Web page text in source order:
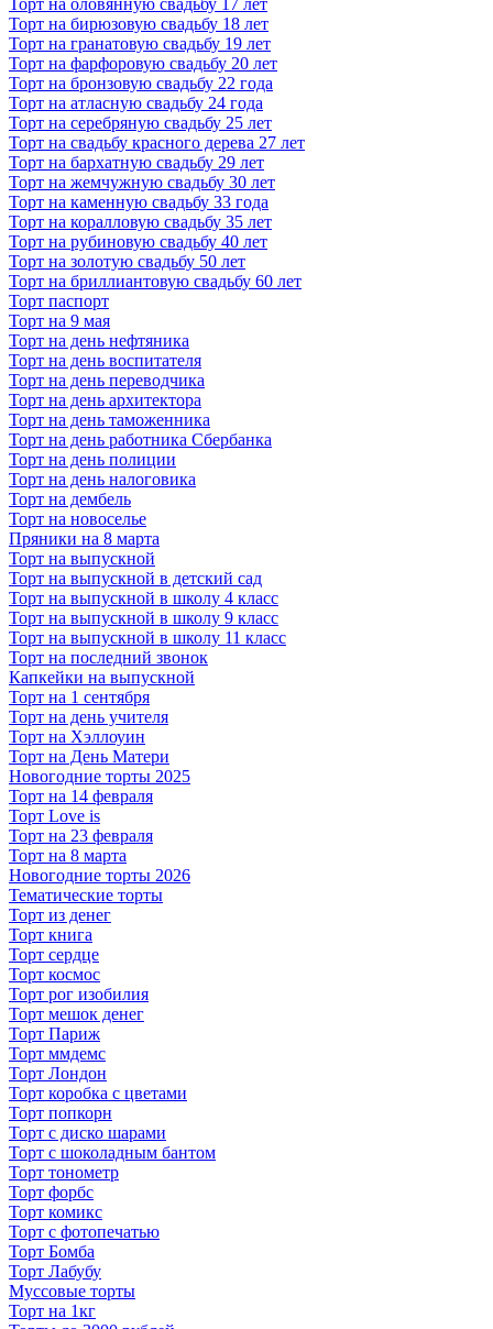
Торт на оловянную свадьбу 17 лет
Торт на бирюзовую свадьбу 18 лет
Торт на гранатовую свадьбу 19 лет
Торт на фарфоровую свадьбу 20 лет
Торт на бронзовую свадьбу 22 года
Торт на атласную свадьбу 24 года
Торт на серебряную свадьбу 25 лет
Торт на свадьбу красного дерева 27 лет
Торт на бархатную свадьбу 29 лет
Торт на жемчужную свадьбу 30 лет
Торт на каменную свадьбу 33 года
Торт на коралловую свадьбу 35 лет
Торт на рубиновую свадьбу 40 лет
Торт на золотую свадьбу 50 лет
Торт на бриллиантовую свадьбу 60 лет
Торт паспорт
Торт на 9 мая
Торт на день нефтяника
Торт на день воспитателя
Торт на день переводчика
Торт на день архитектора
Торт на день таможенника
Торт на день работника Сбербанка
Торт на день полиции
Торт на день налоговика
Торт на дембель
Торт на новоселье
Пряники на 8 марта
Торт на выпускной
Торт на выпускной в детский сад
Торт на выпускной в школу 4 класс
Торт на выпускной в школу 9 класс
Торт на выпускной в школу 11 класс
Торт на последний звонок
Капкейки на выпускной
Торт на 1 сентября
Торт на день учителя
Торт на Хэллоуин
Торт на День Матери
Новогодние торты 2025
Торт на 14 февраля
Торт Love is
Торт на 23 февраля
Торт на 8 марта
Новогодние торты 2026
Тематические торты
Торт из денег
Торт книга
Торт сердце
Торт космос
Торт рог изобилия
Торт мешок денег
Торт Париж
Торт ммдемс
Торт Лондон
Торт коробка с цветами
Торт попкорн
Торт с диско шарами
Торт с шоколадным бантом
Торт тонометр
Торт форбс
Торт комикс
Торт с фотопечатью
Торт Бомба
Торт Лабубу
Муссовые торты
Торт на 1кг